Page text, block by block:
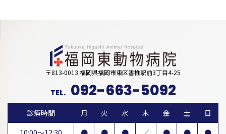
〒813-0013 福岡県福岡市東区香椎駅前3丁目4-25
TEL. 092-663-5092
診療時間 月 火 水 木 金 土
日